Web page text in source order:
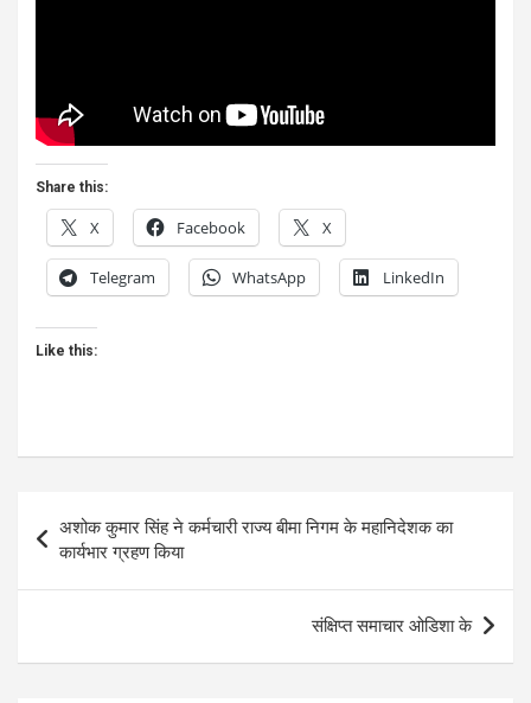
Share this:
X Facebook X
Telegram WhatsApp LinkedIn
Like this:
navigation
अशोक कुमार सिंह ने कर्मचारी राज्य बीमा निगम के महानिदेशक का
कार्यभार ग्रहण किया
संक्षिप्त समाचार ओडिशा के